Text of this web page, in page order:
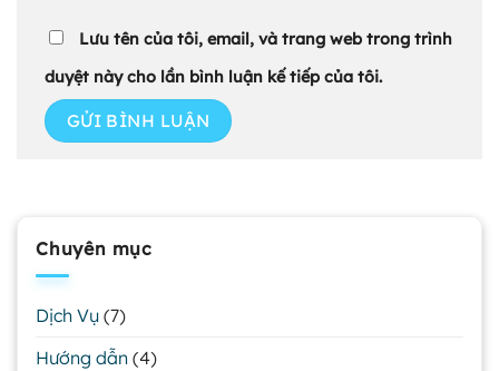
Lưu tên của tôi, email, và trang web trong trình
duyệt này cho lần bình luận kế tiếp của tôi.
Chuyên mục
Dịch Vụ (7)
Hướng dẫn (4)